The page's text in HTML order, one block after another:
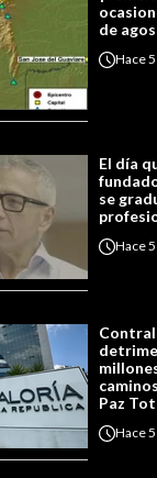
de
Hace
El día
se
Hace
Paz
Hace